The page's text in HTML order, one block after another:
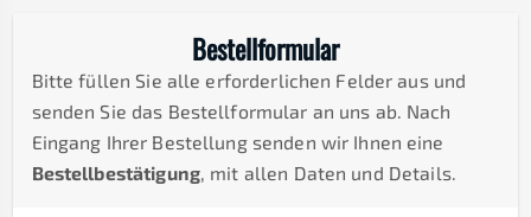
Bestellformular
Bitte füllen Sie alle erforderlichen Felder aus und
senden Sie das Bestellformular an uns ab. Nach
Eingang Ihrer Bestellung senden wir Ihnen eine
Bestellbestätigung, mit allen Daten und Details.